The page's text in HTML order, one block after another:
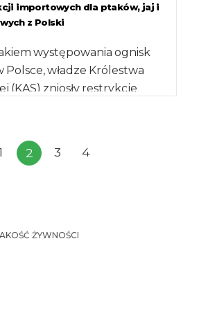
importowych dla ptaków, jaj i
z Polski
występowania ognisk
władze Królestwa
(KAS) zniosły restrykcje
2 3 4
ŻYWNOŚCI